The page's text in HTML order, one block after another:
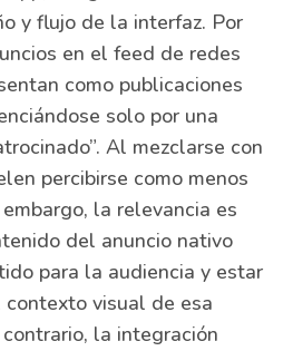
y flujo de la interfaz. Por
en el feed de redes
como publicaciones
solo por una
Al mezclarse con
percibirse como menos
la relevancia es
del anuncio nativo
para la audiencia y estar
visual de esa
la integración